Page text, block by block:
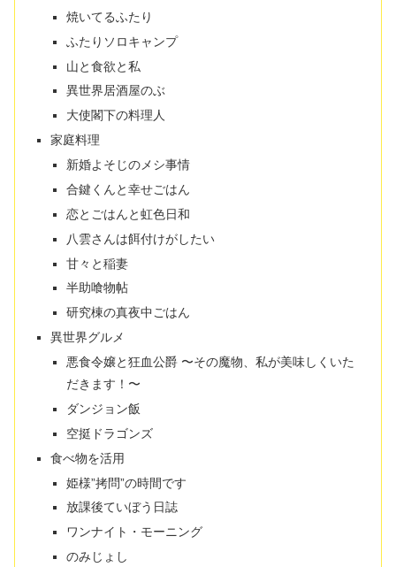
焼いてるふたり
ふたりソロキャンプ
山と食欲と私
異世界居酒屋のぶ
大使閣下の料理人
家庭料理
新婚よそじのメシ事情
合鍵くんと幸せごはん
恋とごはんと虹色日和
八雲さんは餌付けがしたい
甘々と稲妻
半助喰物帖
研究棟の真夜中ごはん
異世界グルメ
悪食令嬢と狂血公爵 〜その魔物、私が美味しくいた
だきます！〜
ダンジョン飯
空挺ドラゴンズ
食べ物を活用
姫様”拷問”の時間です
放課後ていぼう日誌
ワンナイト・モーニング
のみじょし